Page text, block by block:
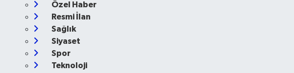
Özel Haber
Resmi İlan
Sağlık
Siyaset
Spor
Teknoloji